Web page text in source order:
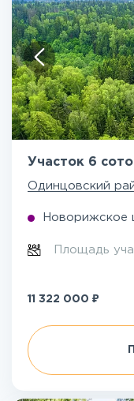
Участок 6
Одинцовский
Новорижское
Площадь
11 322 000 ₽